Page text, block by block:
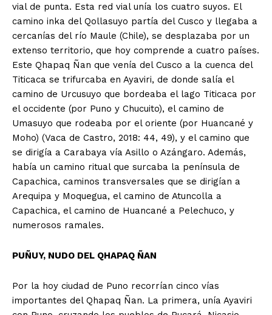
vial de punta. Esta red vial unía los cuatro suyos. El
camino inka del Qollasuyo partía del Cusco y llegaba a
cercanías del río Maule (Chile), se desplazaba por un
extenso territorio, que hoy comprende a cuatro países.
Este Qhapaq Ñan que venía del Cusco a la cuenca del
Titicaca se trifurcaba en Ayaviri, de donde salía el
camino de Urcusuyo que bordeaba el lago Titicaca por
el occidente (por Puno y Chucuito), el camino de
Umasuyo que rodeaba por el oriente (por Huancané y
Moho) (Vaca de Castro, 2018: 44, 49), y el camino que
se dirigía a Carabaya vía Asillo o Azángaro. Además,
había un camino ritual que surcaba la península de
Capachica, caminos transversales que se dirigían a
Arequipa y Moquegua, el camino de Atuncolla a
Capachica, el camino de Huancané a Pelechuco, y
numerosos ramales.
PUÑUY, NUDO DEL QHAPAQ ÑAN
Por la hoy ciudad de Puno recorrían cinco vías
importantes del Qhapaq Ñan. La primera, unía Ayaviri